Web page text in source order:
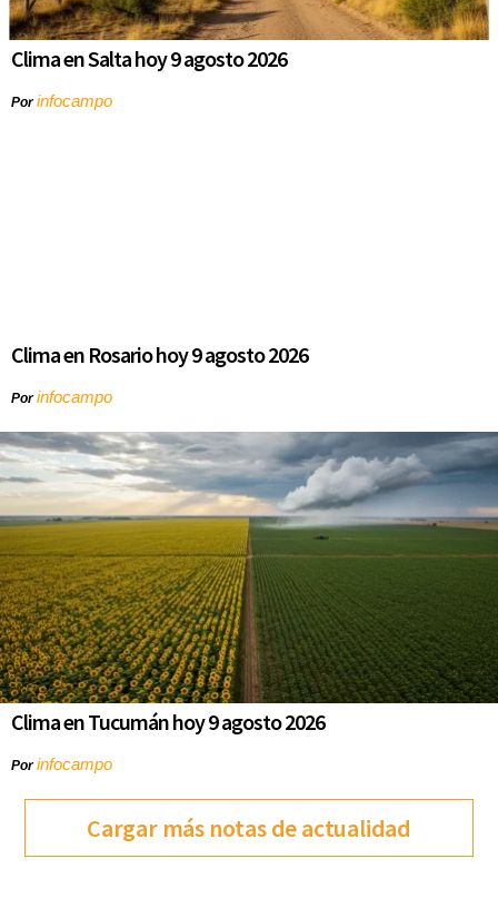
Clima en Salta hoy 9 agosto 2026
Porinfocampo
Clima en Rosario hoy 9 agosto 2026
Porinfocampo
Clima en Tucumán hoy 9 agosto 2026
Porinfocampo
Cargar más notas de actualidad